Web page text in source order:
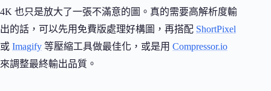
4K 也只是放大了一張不滿意的圖。真的需要高解析度輸
出的話，可以先用免費版處理好構圖，再搭配 ShortPixel
或 Imagify 等壓縮工具做最佳化，或是用 Compressor.io
來調整最終輸出品質。